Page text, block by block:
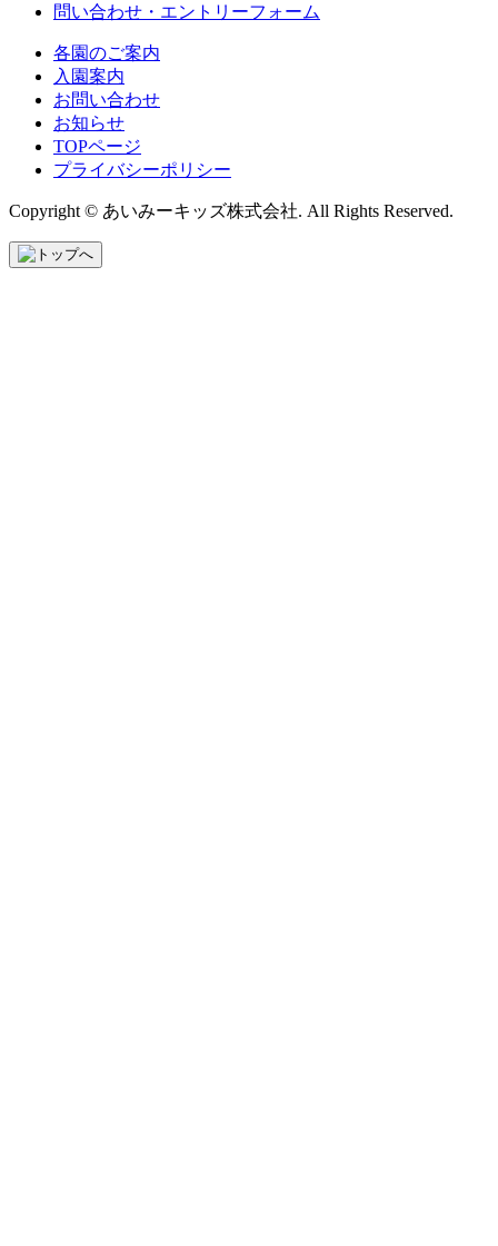
問い合わせ・エントリーフォーム
各園のご案内
入園案内
お問い合わせ
お知らせ
TOPページ
プライバシーポリシー
Copyright © あいみーキッズ株式会社. All Rights Reserved.